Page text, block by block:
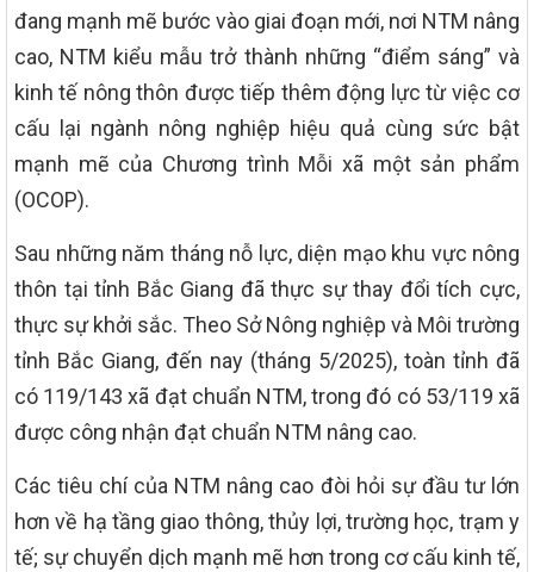
đang mạnh mẽ bước vào giai đoạn mới, nơi NTM nâng
cao, NTM kiểu mẫu trở thành những “điểm sáng” và
kinh tế nông thôn được tiếp thêm động lực từ việc cơ
cấu lại ngành nông nghiệp hiệu quả cùng sức bật
mạnh mẽ của Chương trình Mỗi xã một sản phẩm
(OCOP).
Sau những năm tháng nỗ lực, diện mạo khu vực nông
thôn tại tỉnh Bắc Giang đã thực sự thay đổi tích cực,
thực sự khởi sắc. Theo Sở Nông nghiệp và Môi trường
tỉnh Bắc Giang, đến nay (tháng 5/2025), toàn tỉnh đã
có 119/143 xã đạt chuẩn NTM, trong đó có 53/119 xã
được công nhận đạt chuẩn NTM nâng cao.
Các tiêu chí của NTM nâng cao đòi hỏi sự đầu tư lớn
hơn về hạ tầng giao thông, thủy lợi, trường học, trạm y
tế; sự chuyển dịch mạnh mẽ hơn trong cơ cấu kinh tế,